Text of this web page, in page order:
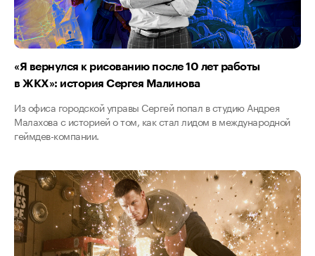
«Я вернулся к рисованию после 10 лет работы
в ЖКХ»: история Сергея Малинова
Из офиса городской управы Сергей попал в студию Андрея
Малахова с историей о том, как стал лидом в международной
геймдев-компании.